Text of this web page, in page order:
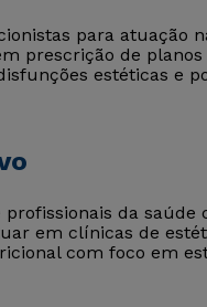
para atuação
prescrição de
estéticas e
profissionais da
em clínicas de
com foco em